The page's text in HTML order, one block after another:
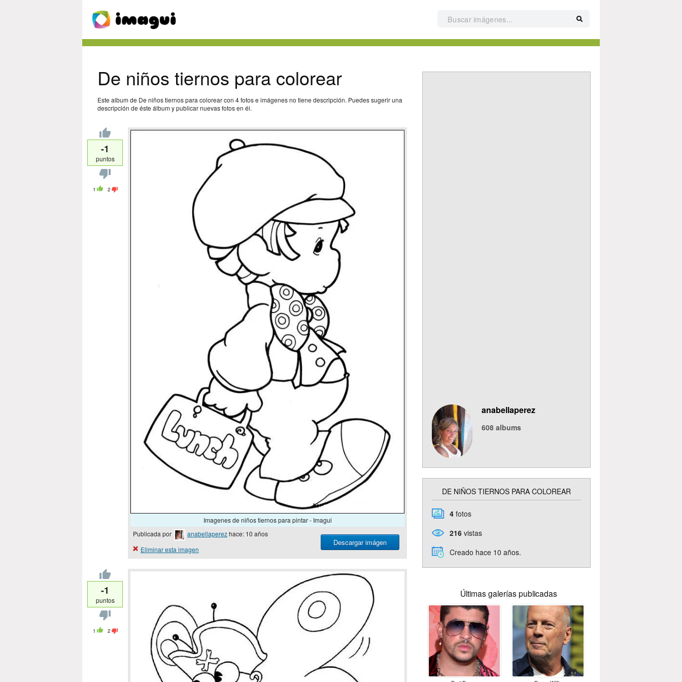
De niños tiernos para colorear
Este album de De niños tiernos para colorear con 4 fotos e imágenes no tiene descripción. Puedes sugerir una
descripción de éste álbum y publicar nuevas fotos en él.
-1
puntos
1 2
Imagenes de niños tiernos para pintar - Imagui
Descargar imágen
Publicada por anabellaperezhace: 10 años
Eliminar esta imagen
-1
puntos
1 2
anabellaperez
608 albums
DE NIÑOS TIERNOS PARA COLOREAR
4 fotos
216 vistas
Creado hace 10 años.
Últimas galerías publicadas